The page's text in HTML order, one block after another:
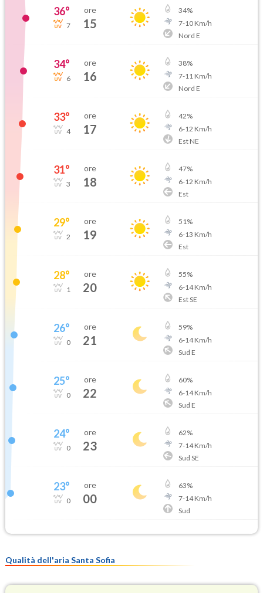
36°
7
ore
15
34%
7-10Km/h
Nord E
34°
6
ore
16
38%
7-11 Km/h
Nord E
33°
4
ore
17
42%
6-12 Km/h
Est NE
31°
3
ore
18
47%
6-12 Km/h
Est
29°
2
ore
19
51%
6-13 Km/h
Est
28°
1
ore
20
55%
6-14Km/h
Est SE
26°
0
ore
21
59%
6-14Km/h
Sud E
25°
0
ore
22
60%
6-14Km/h
Sud E
24°
0
ore
23
62%
7-14Km/h
Sud SE
23°
0
ore
00
63%
7-14Km/h
Sud
Qualità dell'aria Santa Sofia